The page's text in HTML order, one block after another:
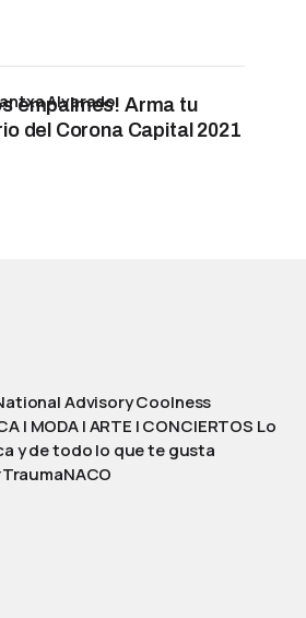
empalmes! Arma tu
del Corona Capital 2021
Alvarado
Advisory Coolness
| MODA | ARTE | CONCIERTOS Lo
y de todo lo que te gusta